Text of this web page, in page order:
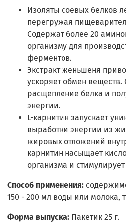
Изоляты соевых белков
перегружая
Содержат более 20
организму для
ферментов.
Экстракт женьшеня
ускоряет обмен веществ.
расщепление белка и
энергии.
L-карнитин запускает
выработки энергии из
жировых отложений
карнитин насыщает
организма и
Способ применения:
150 - 200 мл воды или молока,
Форма выпуска: Пакетик 25 г.